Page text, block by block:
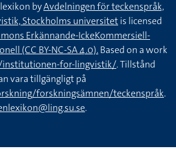
byAvdelningen för teckenspråk,
Stockholms universitetis licensed
Erkännande-IckeKommersiell-
(CC BY-NC-SA 4.0).Based on a work
for-lingvistik/. Tillstånd
vara tillgängligt på
forskningsämnen/teckenspråk.
.